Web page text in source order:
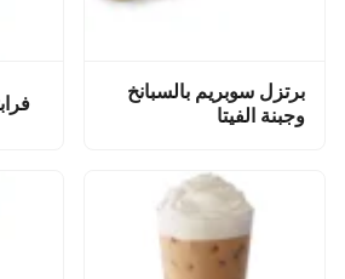
برتزل سوبريم بالسبانخ
وجبنة الفيتا